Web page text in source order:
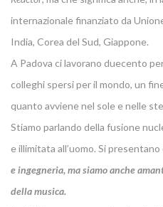
internazionale finanziato da
India, Corea del Sud, Giappone.
A Padova ci lavorano duecento
colleghi spersi per il mondo, un
quanto avviene nel sole e nelle
Stiamo parlando della fusione
e illimitata all’uomo. Si presentano
e ingegneria, ma siamo anche
della musica.